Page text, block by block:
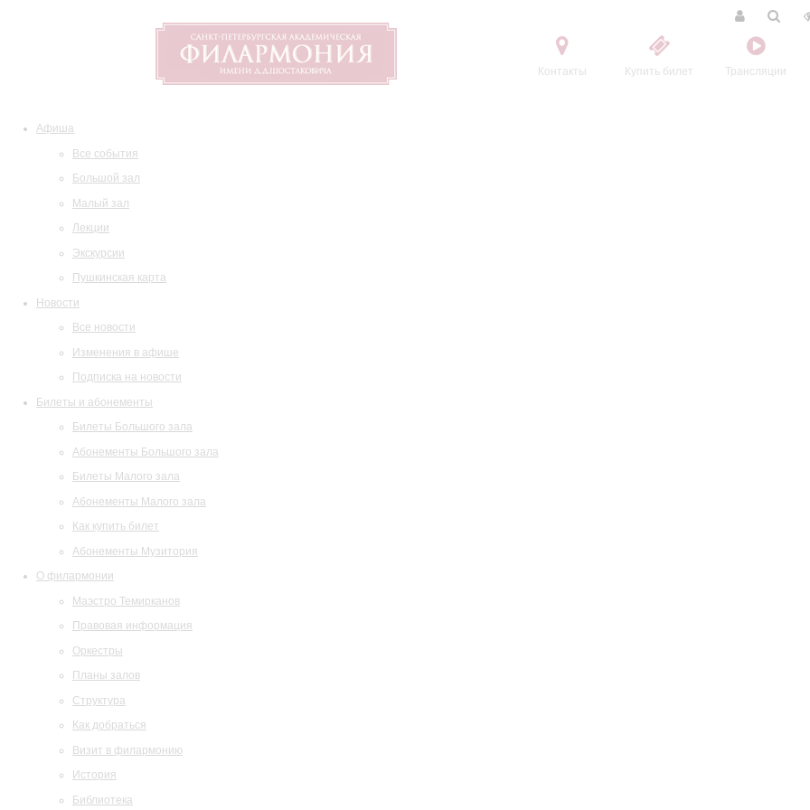
Контакты Купить билет Трансляции
Афиша
Все события
Большой зал
Малый зал
Лекции
Экскурсии
Пушкинская карта
Новости
Все новости
Изменения в афише
Подписка на новости
Билеты и абонементы
Билеты Большого зала
Абонементы Большого зала
Билеты Малого зала
Абонементы Малого зала
Как купить билет
Абонементы Музитория
О филармонии
Маэстро Темирканов
Правовая информация
Оркестры
Планы залов
Структура
Как добраться
Визит в филармонию
История
Библиотека